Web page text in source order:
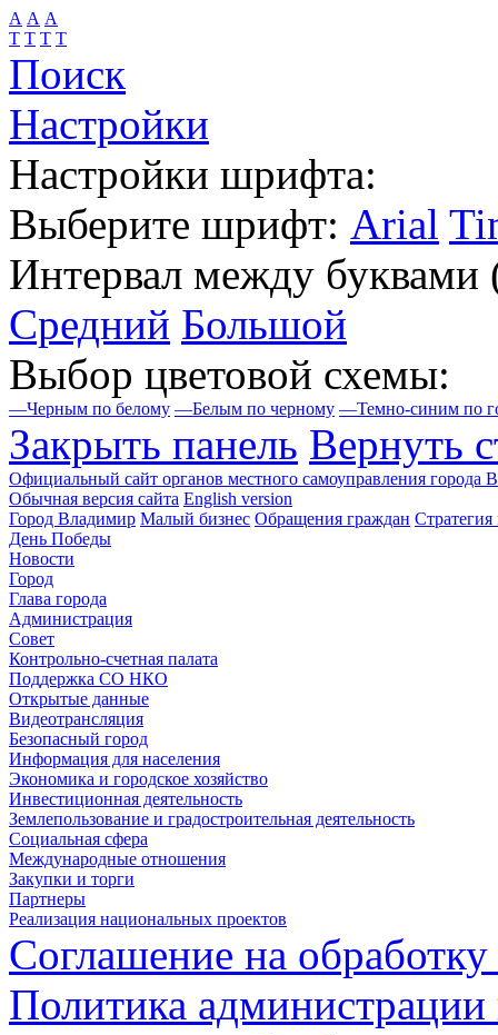
А А А
Т Т Т Т
Поиск
Настройки
Настройки шрифта:
Выберите шрифт: Arial
Интервал между буквами
Средний Большой
Выбор цветовой схемы:
—Черным по белому —Белым по черному —Темно-синим по
Закрыть панель Вернуть
Официальный сайт органов местного самоуправления города
Обычная версия сайта English version
Город Владимир Малый бизнес Обращения граждан Стратегия
День Победы
Новости
Город
Глава города
Администрация
Совет
Контрольно-счетная палата
Поддержка СО НКО
Открытые данные
Видеотрансляция
Безопасный город
Информация для населения
Экономика и городское хозяйство
Инвестиционная деятельность
Землепользование и градостроительная деятельность
Социальная сфера
Международные отношения
Закупки и торги
Партнеры
Реализация национальных проектов
Соглашение на
Политика